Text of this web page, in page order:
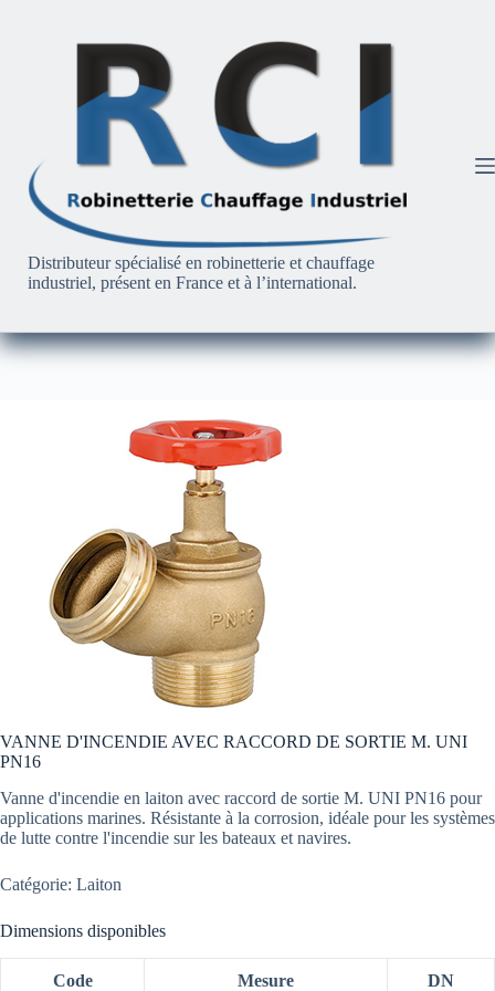
Distributeur spécialisé en robinetterie et chauffage
industriel, présent en France et à l’international.
VANNE D'INCENDIE AVEC RACCORD DE SORTIE M. UNI
PN16
Vanne d'incendie en laiton avec raccord de sortie M. UNI PN16 pour
applications marines. Résistante à la corrosion, idéale pour les systèmes
de lutte contre l'incendie sur les bateaux et navires.
Catégorie: Laiton
Dimensions disponibles
Code Mesure DN